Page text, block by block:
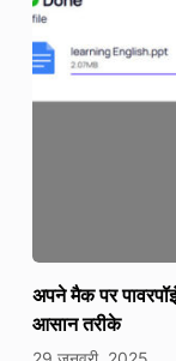
अपने मैक पर
आसान तरीके